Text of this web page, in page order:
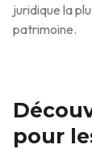
juridique la
patrimoine.
pour